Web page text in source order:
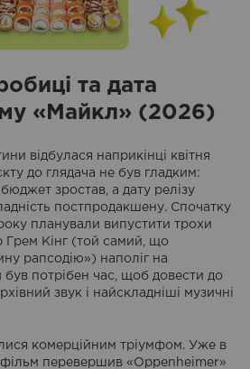
та дата
«Майкл» (2026)
відбулася наприкінці квітня
до глядача не був гладким:
зростав, а дату релізу
постпродакшену. Спочатку
планували випустити трохи
Грем Кінг (той самий, що
рапсодію») наполіг на
був потрібен час, щоб довести до
звук і найскладніші музичні
комерційним тріумфом. Уже в
фільм перевершив «Oppenheimer»